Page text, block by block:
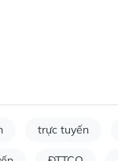
trực tuyến